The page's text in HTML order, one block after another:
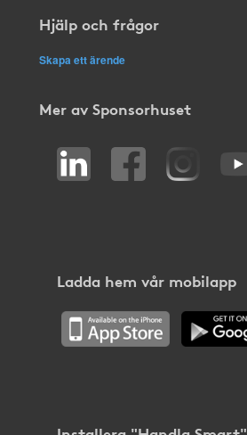
Hjälp och frågor
Skapa ett ärende
Mer av Sponsorhuset
Ladda hem vår mobilapp